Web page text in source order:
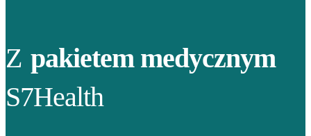
Z pakietem medycznym
S7Health